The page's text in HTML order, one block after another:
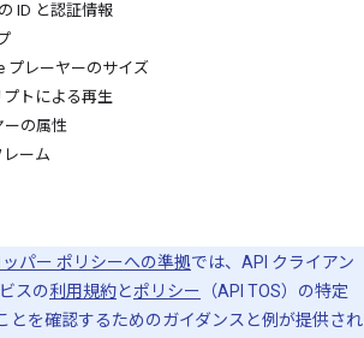
ID と認証情報
プレーヤーのサイズ
トによる再生
ーの属性
ーム
パー ポリシーへの準拠では、API クライアン
スの利用規約とポリシー （API TOS）の特定
とを確認するためのガイダンスと例が提供され